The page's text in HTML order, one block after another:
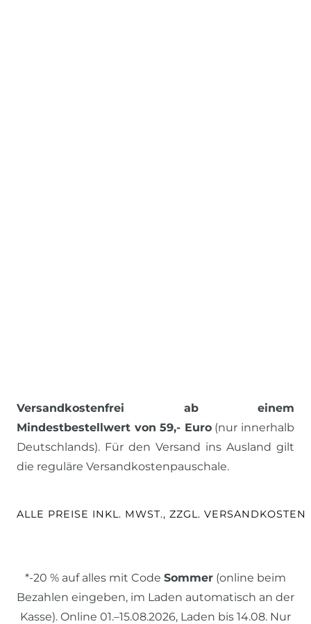
Versandkostenfrei ab einem
Mindestbestellwert von 59,- Euro(nur innerhalb
Deutschlands). Für den Versand ins Ausland gilt
die reguläre Versandkostenpauschale.
ALLE PREISE INKL. MWST., ZZGL. VERSANDKOSTEN
*-20 % auf alles mit Code Sommer (online beim
Bezahlen eingeben, im Laden automatisch an der
Kasse). Online 01.–15.08.2026, Laden bis 14.08. Nur